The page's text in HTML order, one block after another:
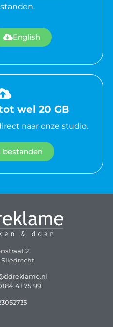
English
wel 20 GB
naar onze studio.
bestanden
2
Sliedrecht
41 75 99